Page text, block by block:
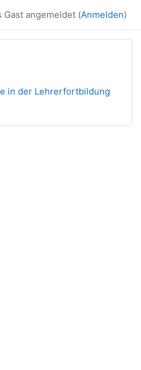
Gast angemeldet (Anmelden)
in der Lehrerfortbildung